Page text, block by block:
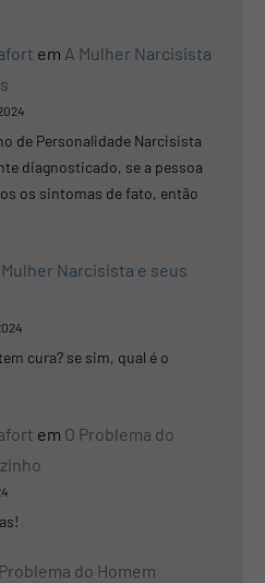
em A Mulher Narcisista
de Personalidade Narcisista
diagnosticado, se a pessoa
os sintomas de fato, então
Mulher Narcisista e seus
cura? se sim, qual é o
em O Problema do
do Homem